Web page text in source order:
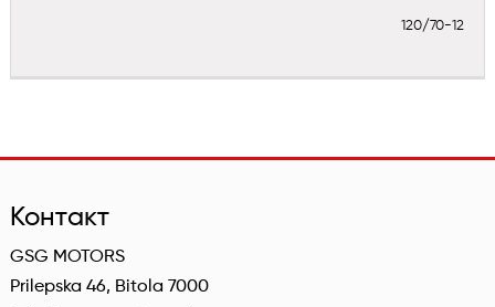
120/70-12
Контакт
GSG MOTORS
Prilepska 46, Bitola 7000